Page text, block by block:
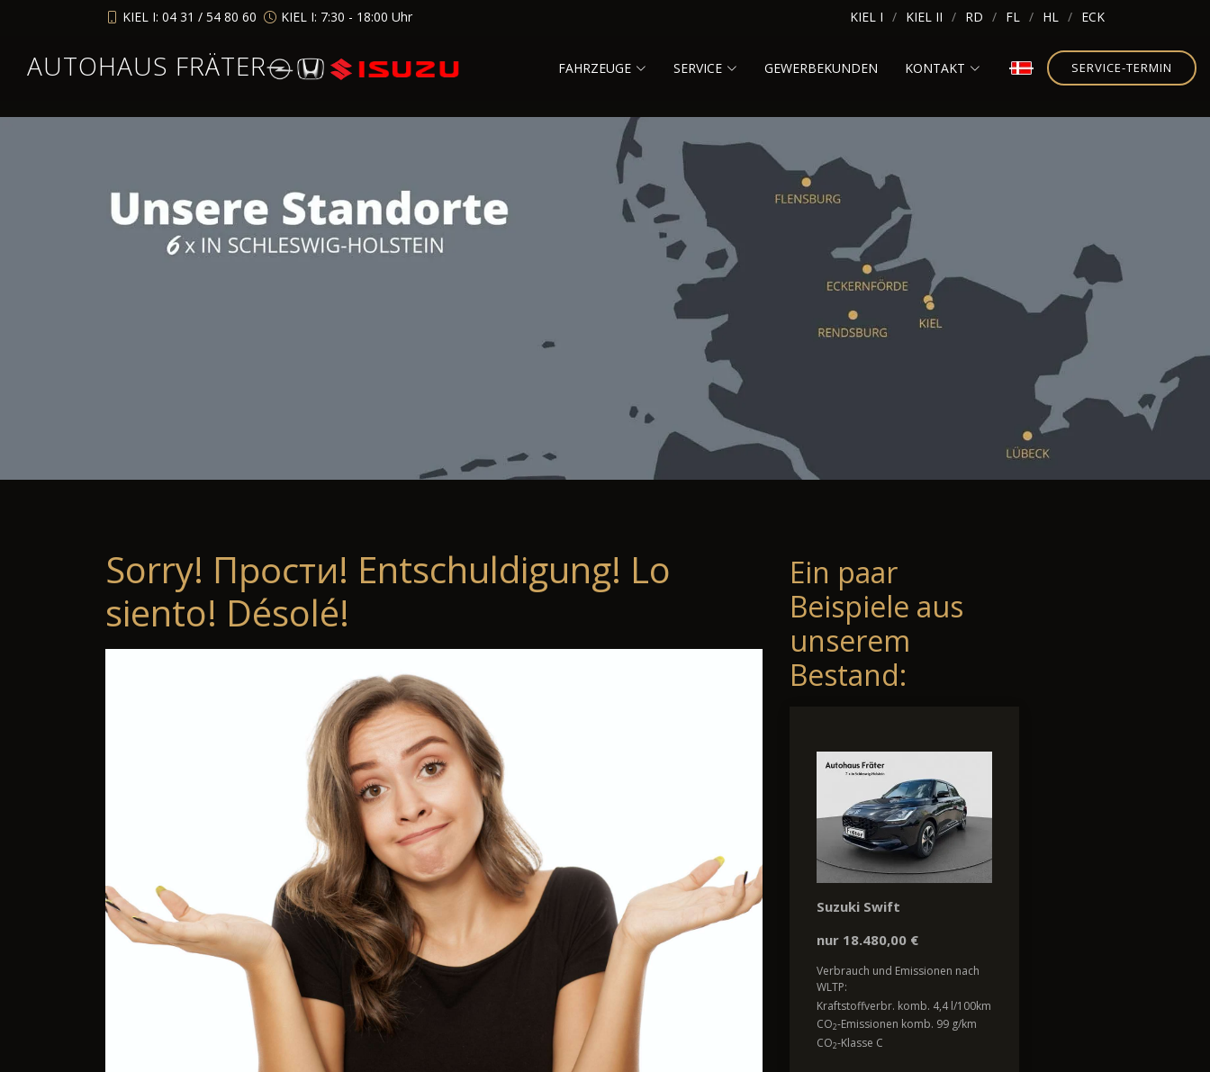
KIEL I: 04 31 / 54 80 60 KIEL I: 7:30 - 18:00 Uhr KIEL I KIEL II RD FL HL ECK
AUTOHAUS FRÄTER FAHRZEUGE SERVICE GEWERBEKUNDEN KONTAKT SERVICE-TERMIN
Sorry! Прости! Entschuldigung! Lo
siento! Désolé!
Ein paar
Beispiele aus
unserem
Bestand:
Suzuki Swift
nur 18.480,00 €
Verbrauch und Emissionen nach
WLTP:
Kraftstoffverbr. komb. 4,4 l/100km
CO2-Emissionen komb. 99 g/km
CO2-Klasse C